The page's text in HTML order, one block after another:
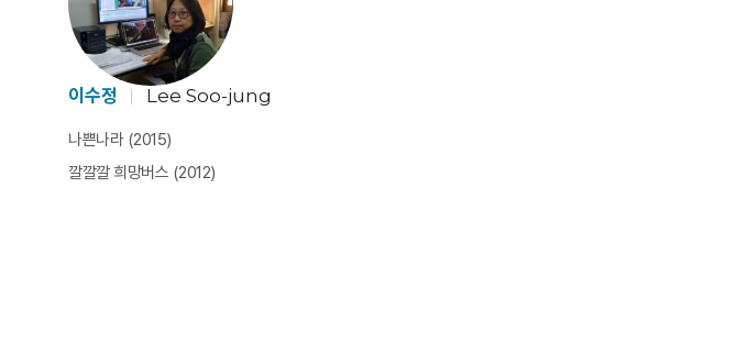
이수정 Lee Soo-jung
나쁜나라 (2015)
깔깔깔 희망버스 (2012)